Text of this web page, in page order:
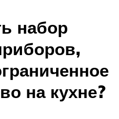
набор
на кухне?